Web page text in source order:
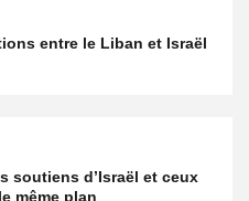
entre le Liban et Israël
soutiens d’Israël et ceux
même plan